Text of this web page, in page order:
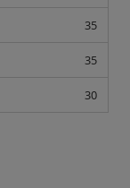
35
35
30